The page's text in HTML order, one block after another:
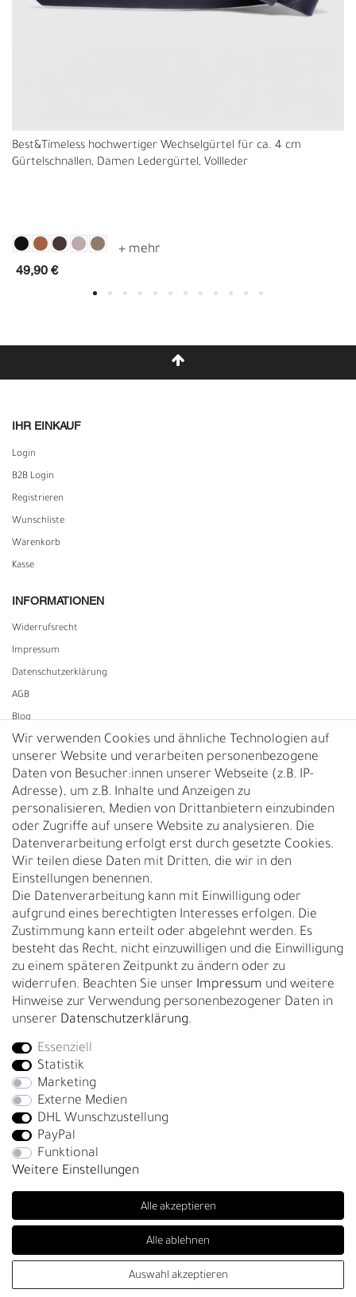
Best&Timeless hochwertiger Wechselgürtel für ca. 4 cm
Gürtelschnallen, Damen Ledergürtel, Vollleder
49,90 €
IHR EINKAUF
Login
B2B Login
Registrieren
Wunschliste
Warenkorb
Kasse
INFORMATIONEN
Widerrufs­recht
Impressum
Daten­schutz­erklärung
AGB
Blog
Vertrag widerrufen
UNTERNEHMEN
Nachhaltigkeit
Kontakt
Über uns
Rückgabe
Gürtelgröße messen
Garantie
GESCHÄFTSKUNDEN & HÄNDLER
B2B Geschäftskunden
Bei Fragen wenden Sie sich direkt an unser Service-Team.
+4917663727338
Montag - Freitag, 09:00 - 14:00
info@fronhofer.com
Gürtelmanufaktur Fronhofer, 93053 Regensburg, Nelkenweg 3b
© Copyright 2026 | Alle Rechte vorbehalten. - Fronhofer Gürtel |
Wir verwenden Cookies und ähnliche Technologien auf
unserer Website und verarbeiten personenbezogene
Daten von Besucher:innen unserer Webseite (z.B. IP-
Adresse), um z.B. Inhalte und Anzeigen zu
personalisieren, Medien von Drittanbietern einzubinden
oder Zugriffe auf unsere Website zu analysieren. Die
Datenverarbeitung erfolgt erst durch gesetzte Cookies.
Wir teilen diese Daten mit Dritten, die wir in den
Einstellungen benennen.
Die Datenverarbeitung kann mit Einwilligung oder
aufgrund eines berechtigten Interesses erfolgen. Die
Zustimmung kann erteilt oder abgelehnt werden. Es
besteht das Recht, nicht einzuwilligen und die Einwilligung
zu einem späteren Zeitpunkt zu ändern oder zu
widerrufen. Beachten Sie unser Impressum und weitere
Hinweise zur Verwendung personenbezogener Daten in
unserer Daten­schutz­erklärung.
Essenziell
Statistik
Marketing
Externe Medien
DHL Wunschzustellung
PayPal
Funktional
Weitere Einstellungen
Alle akzeptieren
Alle ablehnen
Auswahl akzeptieren
(4.86 / 5)
Bewertungen bei: trustedshops.de, shopvote.de ⓘ
Informationen zur Echtheit der Bewertungen